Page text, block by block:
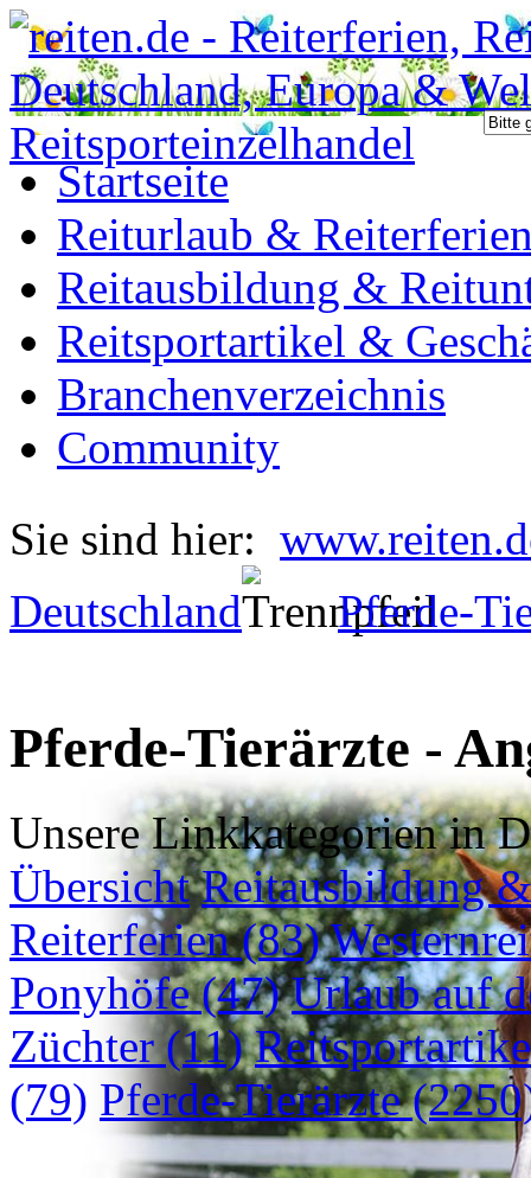
Startseite
Reiturlaub &
Reitausbildung &
Reitsportartikel &
Branchenverzeichnis
Community
Sie sind hier:
Deutschland
Pferde-
Pferde-Tierärzte -
Unsere Linkkategorien in
Übersicht Reitausbildung
Reiterferien (83)
Ponyhöfe (47) Urlaub auf
Züchter (11)
(79) Pferde-Tierärzte